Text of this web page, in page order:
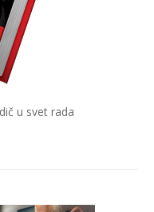
u svet rada